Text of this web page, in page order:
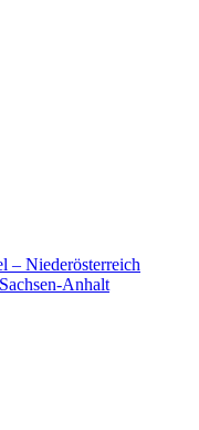
– Niederösterreich
Anhalt